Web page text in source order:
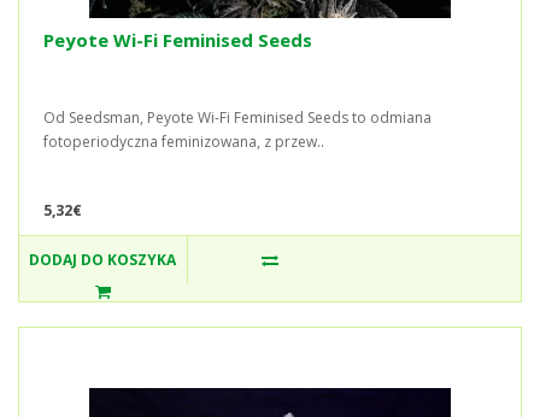
Peyote Wi-Fi Feminised Seeds
Od Seedsman, Peyote Wi-Fi Feminised Seeds to odmiana
fotoperiodyczna feminizowana, z przew..
5,32€
DODAJ DO KOSZYKA